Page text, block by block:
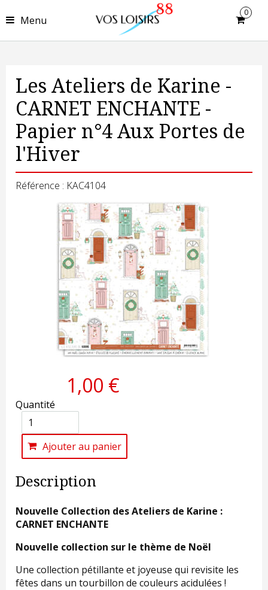
Menu
0
Les Ateliers de Karine -
CARNET ENCHANTE -
Papier n°4 Aux Portes de
l'Hiver
Référence : KAC4104
1,00 €
Quantité
Ajouter au panier
Description
Nouvelle Collection des Ateliers de Karine :
CARNET ENCHANTE
Nouvelle collection sur le thème de Noël
Une collection pétillante et joyeuse qui revisite les
fêtes dans un tourbillon de couleurs acidulées !